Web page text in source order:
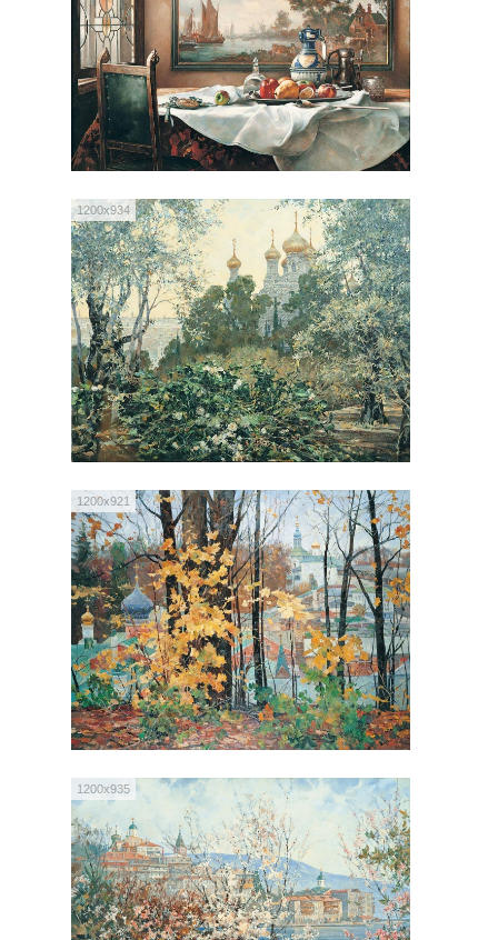
1200x934
1200x921
1200x935